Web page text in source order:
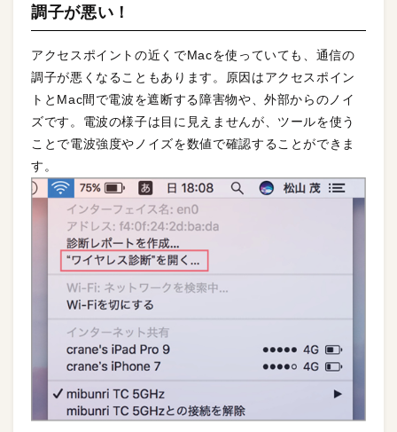
調子が悪い！
アクセスポイントの近くでMacを使っていても、通信の
調子が悪くなることもあります。原因はアクセスポイン
トとMac間で電波を遮断する障害物や、外部からのノイ
ズです。電波の様子は目に見えませんが、ツールを使う
ことで電波強度やノイズを数値で確認することができま
す。